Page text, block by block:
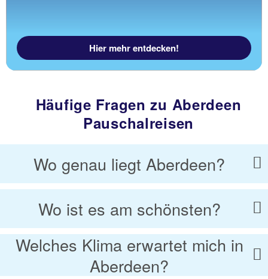
Hier mehr entdecken!
Häufige Fragen zu Aberdeen
Pauschalreisen
Wo genau liegt Aberdeen?
Wo ist es am schönsten?
Welches Klima erwartet mich in
Aberdeen?